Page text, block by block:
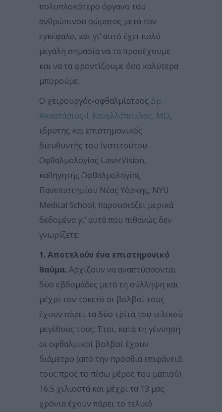
πολυπλοκότερο όργανο του
ανθρώπινου σώματος μετά τον
εγκέφαλο, και γι’ αυτό έχει πολύ
μεγάλη σημασία να τα προσέχουμε
και να τα φροντίζουμε όσο καλύτερα
μπορούμε.
Ο χειρουργός-οφθαλμίατρος Δρ.
Αναστάσιος-Ι. Κανελλόπουλος, MD,
ιδρυτής και επιστημονικός
διευθυντής του Ινστιτούτου
Οφθαλμολογίας LaserVision,
καθηγητής Οφθαλμολογίας
Πανεπιστημίου Νέας Υόρκης, NYU
Medical School, παρουσιάζει μερικά
δεδομένα γι’ αυτά που πιθανώς δεν
γνωρίζετε:
1. Αποτελούν ένα επιστημονικό
θαύμα. Αρχίζουν να αναπτύσσονται
δύο εβδομάδες μετά τη σύλληψη και
μέχρι τον τοκετό οι βολβοί τους
έχουν πάρει τα δύο τρίτα του τελικού
μεγέθους τους. Έτσι, κατά τη γέννηση
οι οφθαλμικοί βολβοί έχουν
διάμετρο (από την πρόσθια επιφάνειά
τους προς το πίσω μέρος του ματιού)
16,5 χιλιοστά και μέχρι τα 13 μας
χρόνια έχουν πάρει το τελικό